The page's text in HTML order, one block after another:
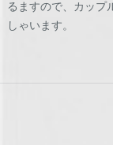
るますので、カップ
しゃいます。